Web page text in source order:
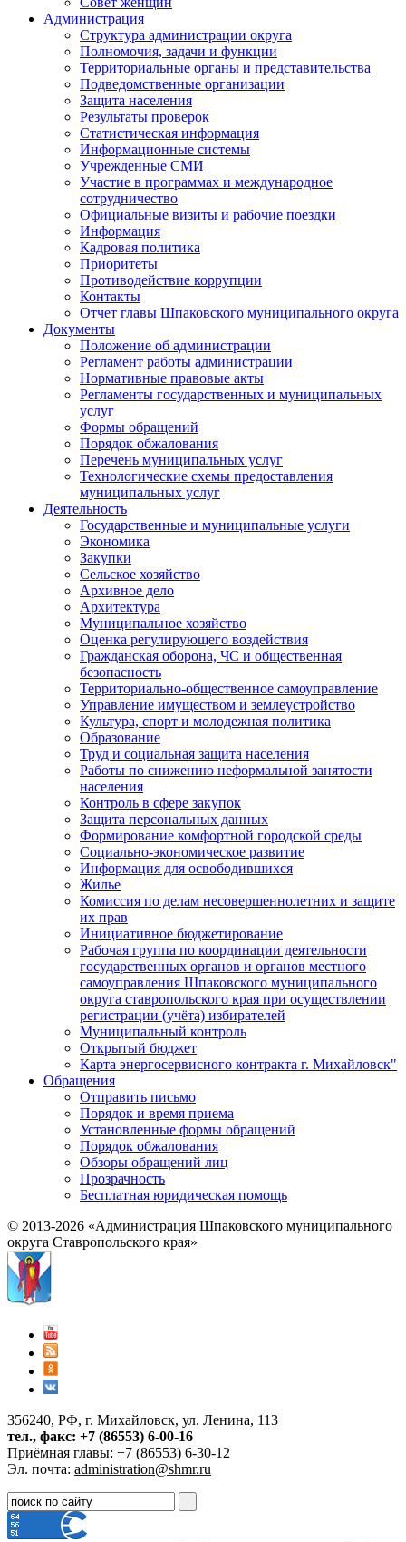
Администрация
Структура администрации округа
Полномочия, задачи и функции
Территориальные органы и представительства
Подведомственные организации
Защита населения
Результаты проверок
Статистическая информация
Информационные системы
Учрежденные СМИ
Участие в программах и международное
сотрудничество
Официальные визиты и рабочие поездки
Информация
Кадровая политика
Приоритеты
Противодействие коррупции
Контакты
Отчет главы Шпаковского муниципального округа
Документы
Положение об администрации
Регламент работы администрации
Нормативные правовые акты
Регламенты государственных и муниципальных
услуг
Формы обращений
Порядок обжалования
Перечень муниципальных услуг
Технологические схемы предоставления
муниципальных услуг
Деятельность
Государственные и муниципальные услуги
Экономика
Закупки
Сельское хозяйство
Архивное дело
Архитектура
Муниципальное хозяйство
Оценка регулирующего воздействия
Гражданская оборона, ЧС и общественная
безопасность
Территориально-общественное самоуправление
Управление имуществом и землеустройство
Культура, спорт и молодежная политика
Образование
Труд и социальная защита населения
Работы по снижению неформальной занятости
населения
Контроль в сфере закупок
Защита персональных данных
Формирование комфортной городской среды
Социально-экономическое развитие
Информация для освободившихся
Жилье
Комиссия по делам несовершеннолетних и защите
их прав
Инициативное бюджетирование
Рабочая группа по координации деятельности
государственных органов и органов местного
самоуправления Шпаковского муниципального
округа ставропольского края при осуществлении
регистрации (учёта) избирателей
Муниципальный контроль
Открытый бюджет
Карта энергосервисного контракта г. Михайловск"
Обращения
Отправить письмо
Порядок и время приема
Установленные формы обращений
Порядок обжалования
Обзоры обращений лиц
Прозрачность
Бесплатная юридическая помощь
© 2013-2026 «Администрация Шпаковского муниципального
округа Ставропольского края»
356240, РФ, г. Михайловск, ул. Ленина, 113
тел., факс: +7 (86553) 6-00-16
Приёмная главы: +7 (86553) 6-30-12
Эл. почта: administration@shmr.ru